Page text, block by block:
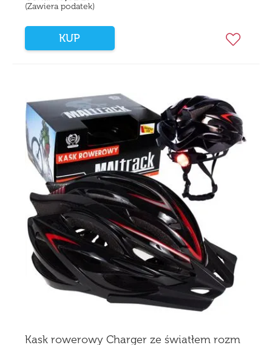
(Zawiera podatek)
KUP
Kask rowerowy Charger ze światłem rozm